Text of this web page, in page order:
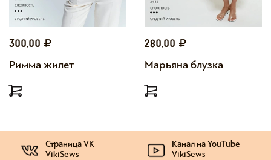
300,00
Римма жилет
280,00
Марьяна блузка
Страница VK
VikiSews
Канал на YouTube
VikiSews